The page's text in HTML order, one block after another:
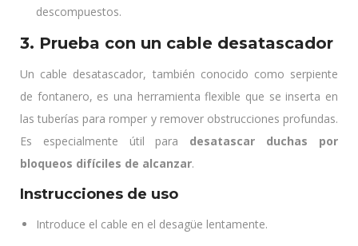
descompuestos.
3. Prueba con un cable desatascador
Un cable desatascador, también conocido como serpiente
de fontanero, es una herramienta flexible que se inserta en
las tuberías para romper y remover obstrucciones profundas.
Es especialmente útil para desatascar duchas por
bloqueos difíciles de alcanzar.
Instrucciones de uso
Introduce el cable en el desagüe lentamente.